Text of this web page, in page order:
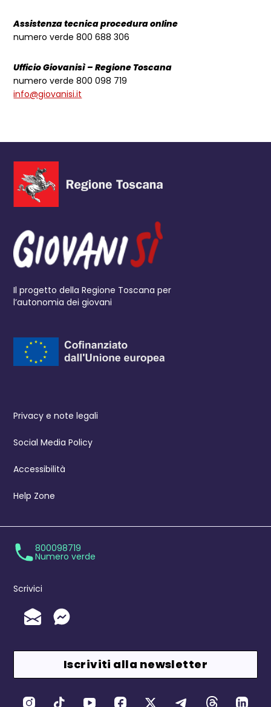
Assistenza tecnica procedura online
numero verde 800 688 306
Ufficio Giovanisì – Regione Toscana
numero verde 800 098 719
info@giovanisi.it
Il progetto della Regione Toscana per
l’autonomia dei giovani
Privacy e note legali
Social Media Policy
Accessibilità
Help Zone
800098719
Numero verde
Scrivici
Invia un'Email
Messenger
Iscriviti alla newsletter
Canali Social